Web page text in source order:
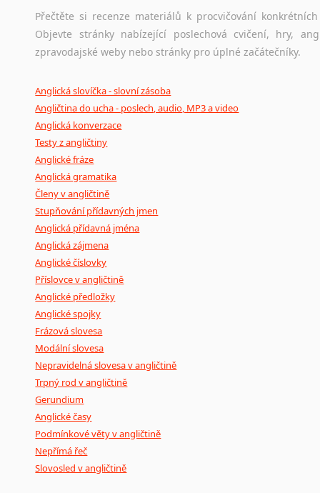
Přečtěte si recenze materiálů k procvičování
Objevte stránky nabízející poslechová cvičení, hry,
zpravodajské weby nebo stránky pro úplné začátečníky.
Anglická slovíčka - slovní zásoba
Angličtina do ucha - poslech, audio, MP3 a video
Anglická konverzace
Testy z angličtiny
Anglické fráze
Anglická gramatika
Členy v angličtině
Stupňování přídavných jmen
Anglická přídavná jména
Anglická zájmena
Anglické číslovky
Příslovce v angličtině
Anglické předložky
Anglické spojky
Frázová slovesa
Modální slovesa
Nepravidelná slovesa v angličtině
Trpný rod v angličtině
Gerundium
Anglické časy
Podmínkové věty v angličtině
Nepřímá řeč
Slovosled v angličtině